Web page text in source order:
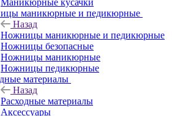
Маникюрные кусачки
маникюрные и педикюрные
Назад
Ножницы маникюрные и педикюрные
Ножницы безопасные
Ножницы маникюрные
Ножницы педикюрные
материалы
Назад
Расходные материалы
Аксессуары